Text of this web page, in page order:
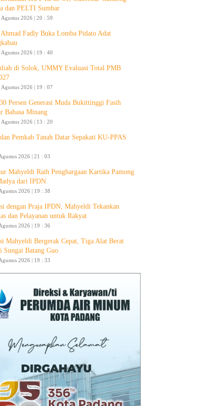
dan PELTI Sumbar
2026 | 20 : 59
Ahmad Fadly Buka Lomba Pidato Adat
2026 | 19 : 40
di Solok, UMMY Evaluasi Total PMB
2026 | 19 : 07
Persen Generasi Muda Bukittinggi Fasih
Bahasa Minang
2026 | 13 : 20
Pemkab Tanah Datar Sepakati KU-PPAS
2026 | 21 : 03
Mahyeldi Raih Penghargaan Kartika Pamong
dari IPDN
2026 | 19 : 38
dengan Praja IPDN, Mahyeldi Tekankan
dan Pelayanan untuk Rakyat
2026 | 19 : 36
Mahyeldi Bergerak Cepat, Tiga Alat Berat
Sungai Batang Guo
2026 | 19 : 33